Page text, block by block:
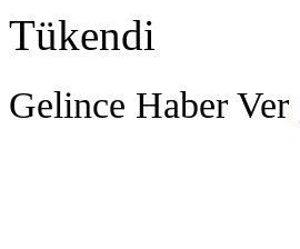
Tükendi
Gelince Haber Ver